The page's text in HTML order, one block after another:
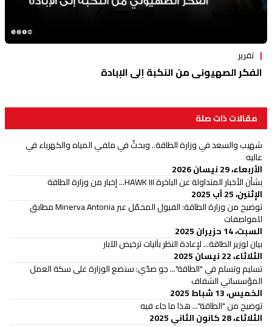
تقرير
الفكر الصهيوني من النكبة إلى الإبادة
مقالات ذات صلة
شهيب والسعد في وزارة الطاقة.. وبحثٌ في ملفي المياه والكهرباء في
عاليه
الأربعاء، 29 نيسان 2026
بشأن الأخبار المتداولة عن الباخرة HAWK III... إخبار من وزارة الطاقة
الإثنين، 25 آب 2025
توضيح من وزارة الطاقة: الفيول المحمّل عبر Minerva Antonia مطابق
للمواصفات
السبت، 14 حزيران 2025
بيان لوزير الطاقة... لإعادة النظر بآليات ترخيص الآبار
الثلاثاء، 22 نيسان 2025
تسليم وتسلم في "الطاقة"... جو صدّي: سنضع الوزارة على سكة العمل
المؤسساتي الشفاف
الخميس، 13 شباط 2025
توضيح من "الطاقة"... هذا ما جاء فيه
الثلاثاء، 28 كانون الثاني 2025